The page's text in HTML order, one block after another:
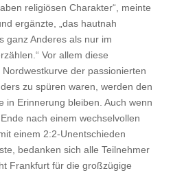
religiösen Charakter“, meinte
ergänzte, „das hautnah
ganz Anderes als nur im
Vor allem diese
der passionierten
zu spüren waren, werden den
in Erinnerung bleiben. Auch wenn
nach einem wechselvollen
einem 2:2-Unentschieden
bedanken sich alle Teilnehmer
Frankfurt für die großzügige